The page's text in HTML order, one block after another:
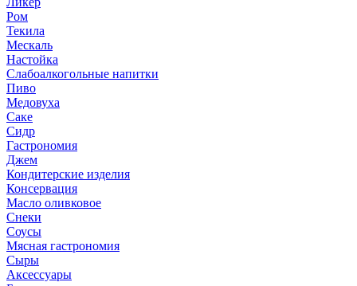
Ром
Текила
Мескаль
Настойка
Слабоалкогольные напитки
Пиво
Медовуха
Саке
Сидр
Гастрономия
Джем
Кондитерские изделия
Консервация
Масло оливковое
Снеки
Соусы
Мясная гастрономия
Сыры
Аксессуары